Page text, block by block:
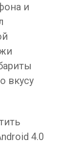
и
вкусу
4.0